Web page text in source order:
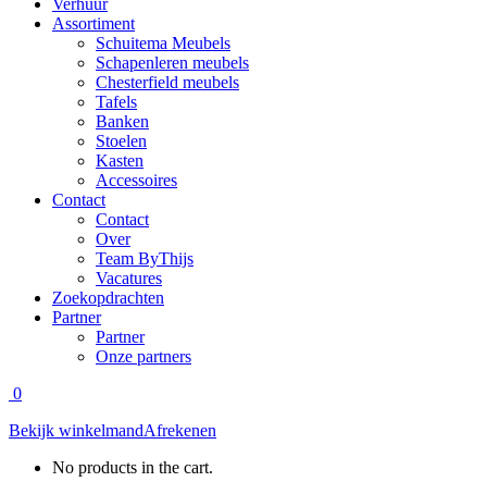
Verhuur
Assortiment
Schuitema Meubels
Schapenleren meubels
Chesterfield meubels
Tafels
Banken
Stoelen
Kasten
Accessoires
Contact
Contact
Over
Team ByThijs
Vacatures
Zoekopdrachten
Partner
Partner
Onze partners
0
Bekijk winkelmandAfrekenen
No products in the cart.